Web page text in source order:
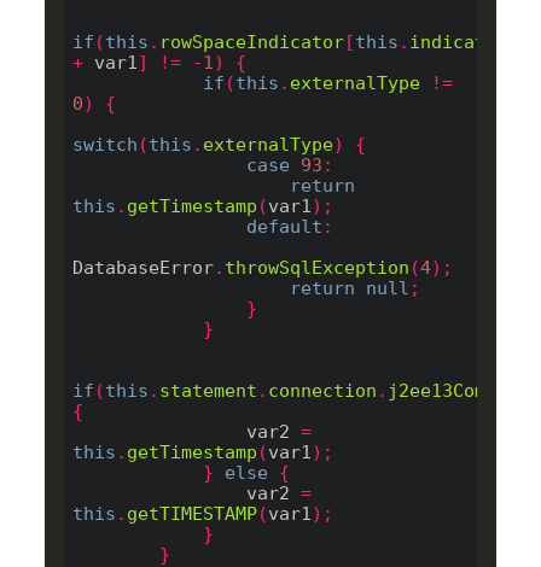
if (this . rowSpaceIndicator[this .
+ var1] != -1)
{
if (this . externalType
!=
0)
{
switch (this . externalType)
{
case
93 :
return
this . getTimestamp (var1);
default :
DatabaseError. throwSqlException (4);
return
null ;
}
}
if (this . statement . connection .
{
                var2
=
this . getTimestamp (var1);
}
else
{
                var2
=
this . getTIMESTAMP(var1);
}
}